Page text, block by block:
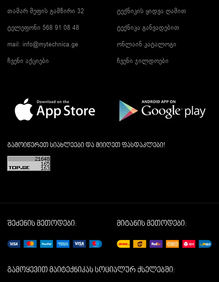
თამარ მეფის გამზირი 32
ტელეფონი 568 91 08 48
mail: info@mytechnica.ge
ჩვენი აქციები
ტექნიკის ყიდვა ღამით
ტექნიკა განვადებით
ონლაინ კატალოგი
ჩვენი ჯილდოები
გამოიწერეთ სიახლეები და მიიღეთ ფასდაკლები!
შეძენის მეთოდები: მიტანის მეთოდები:
გამოყევით მაიტექნიკას სოციალურ ქსელებში: